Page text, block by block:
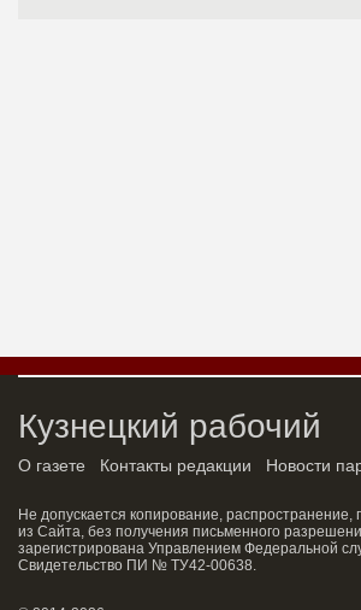
Кузнецкий рабочий
О газете Контакты редакции Новости
Не допускается копирование,
из Сайта, без получения письменного
зарегистрирована Управлением Федеральной
Свидетельство ПИ № ТУ42-00638.